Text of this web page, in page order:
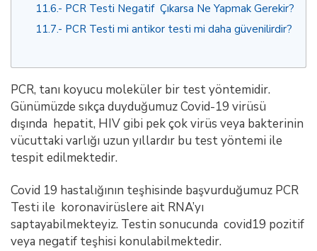
11.6. PCR Testi Negatif Çıkarsa Ne Yapmak Gerekir?
11.7. PCR Testi mi antikor testi mi daha güvenilirdir?
PCR, tanı koyucu moleküler bir test yöntemidir.
Günümüzde sıkça duyduğumuz Covid-19 virüsü
dışında hepatit, HIV gibi pek çok virüs veya bakterinin
vücuttaki varlığı uzun yıllardır bu test yöntemi ile
tespit edilmektedir.
Covid 19 hastalığının teşhisinde başvurduğumuz PCR
Testi ile koronavirüslere ait RNA’yı
saptayabilmekteyiz. Testin sonucunda covid19 pozitif
veya negatif teşhisi konulabilmektedir.